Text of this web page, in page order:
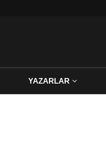
YAZARLAR